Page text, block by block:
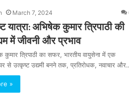
March 7, 2024
यात्रा: अभिषेक कुमार त्रिपाठी की
में जीवनी और प्रभाव
कुमार त्रिपाठी का सफर, भारतीय वायुसेना में एक
से उत्कृष्ट उद्यमी बनने तक, प्रतिरोधक, नवाचार
»